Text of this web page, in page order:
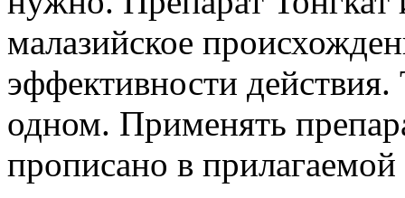
малазийское
эффективности
одном. Применять
прописано в